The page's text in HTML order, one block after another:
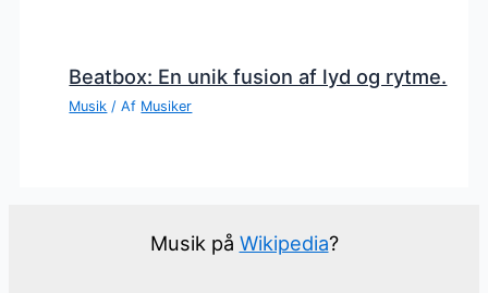
Beatbox: En unik fusion af lyd og rytme.
Musik / Af Musiker
Musik på Wikipedia?